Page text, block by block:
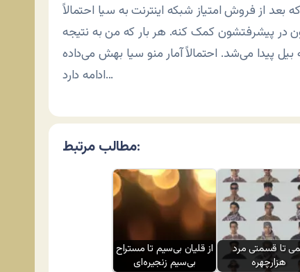
از فروش امتیاز شبکه اینترنت به سیا احتمالاً
در پیشرفتشون کمک کنه. هر بار که من به نتیجه
ادامه دارد…
مطالب مرتبط:
از قلیان بی‌سیم تا مستراح
بی‌سیم زنجیره‌ای
تا قسمتی مرد
هزارچهره